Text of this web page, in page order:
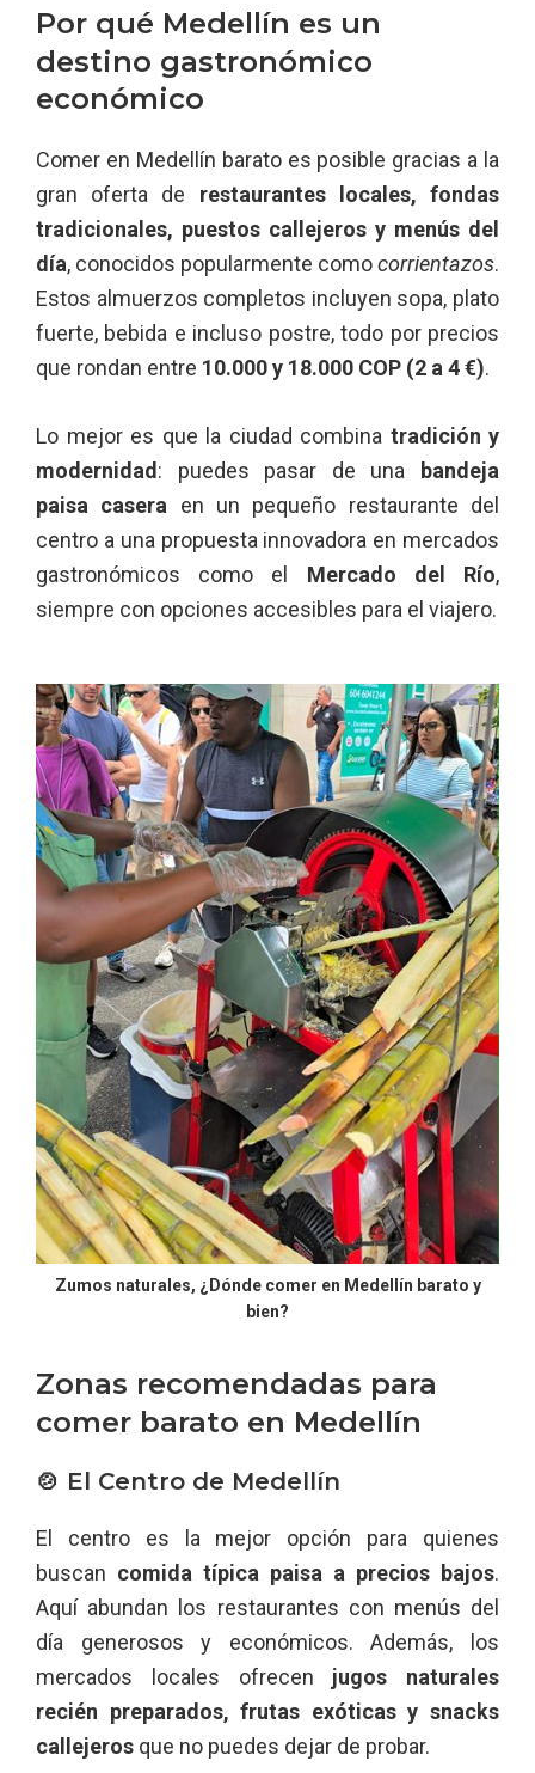
Por qué Medellín es un
destino gastronómico
económico
Comer en Medellín barato es posible gracias a la
gran oferta de restaurantes locales, fondas
tradicionales, puestos callejeros y menús del
día, conocidos popularmente comocorrientazos.
Estos almuerzos completos incluyen sopa, plato
fuerte, bebida e incluso postre, todo por precios
que rondan entre 10.000 y 18.000 COP (2 a 4 €).
Lo mejor es que la ciudad combina tradición y
modernidad: puedes pasar de una
bandeja
paisa casera en un pequeño restaurante del
centro a una propuesta innovadora en mercados
gastronómicos como el Mercado del Río,
siempre con opciones accesibles para el viajero.
Zumos naturales, ¿Dónde comer en Medellín barato y
bien?
Zonas recomendadas para
comer barato en Medellín
🍲 El Centro de Medellín
El centro es la mejor opción para quienes
buscan comida típica paisa a precios bajos.
Aquí abundan los restaurantes con menús del
día generosos y económicos. Además, los
mercados locales ofrecen jugos naturales
recién preparados, frutas exóticas y snacks
callejeros que no puedes dejar de probar.